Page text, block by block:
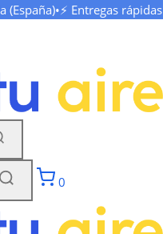
(España)•⚡ Entregas
0